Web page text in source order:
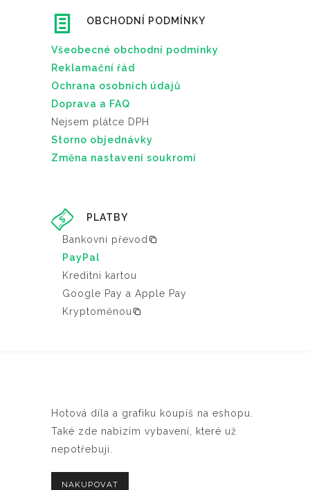
OBCHODNÍ PODMÍNKY
Všeobecné obchodní podmínky
Reklamační řád
Ochrana osobních údajů
Doprava a FAQ
Nejsem plátce DPH
Storno objednávky
Změna nastavení soukromí
PLATBY
Bankovní převod
PayPal
Kreditní kartou
Google Pay a Apple Pay
Kryptoměnou
Hotová díla a grafiku koupíš na eshopu.
Také zde nabízím vybavení, které už
nepotřebuji.
NAKUPOVAT